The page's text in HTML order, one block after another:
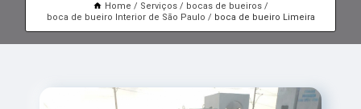
Home Serviços
bocas de bueiros
boca de bueiro Interior de São Paulo
boca de bueiro Limeira